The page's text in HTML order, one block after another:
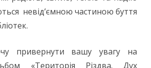
невід’ємною частиною буття
привернути вашу увагу на
«Територія Різдва. Дух